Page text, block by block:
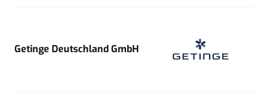
Getinge Deutschland GmbH